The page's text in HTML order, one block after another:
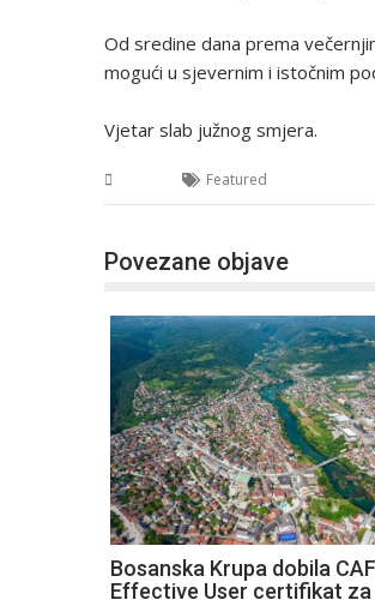
Od sredine dana prema
mogući u sjevernim i istočnim
Vjetar slab južnog smjera.
Featured
Povezane objave
Bosanska Krupa dobila CAF
Effective User certifikat za